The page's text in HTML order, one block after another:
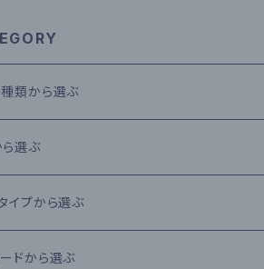
類から選ぶ
焼酎
焼酎
焼酎
選ぶ
造場
造所
イプから選ぶ
ータイプ
ドから選ぶ